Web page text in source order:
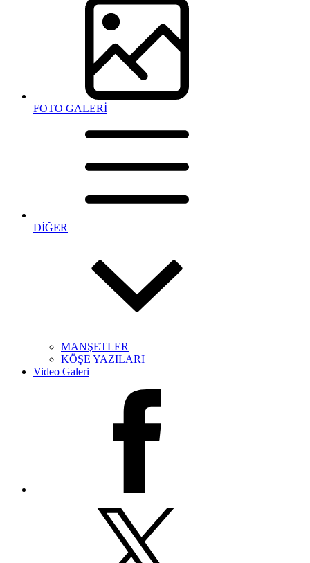
FOTO GALERİ
DİĞER
MANŞETLER
KÖŞE YAZILARI
Video Galeri